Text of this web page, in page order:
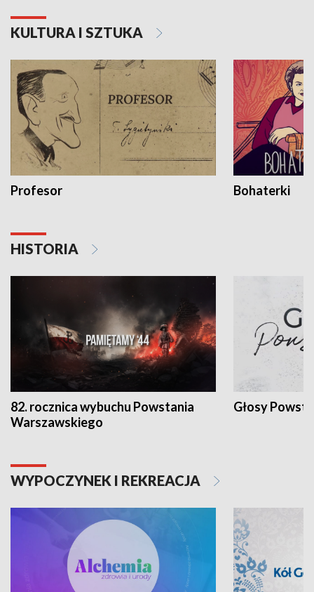
KULTURA I SZTUKA
Profesor Bohaterki
HISTORIA
82. rocznica wybuchu Powstania
Warszawskiego
Głosy
WYPOCZYNEK I REKREACJA